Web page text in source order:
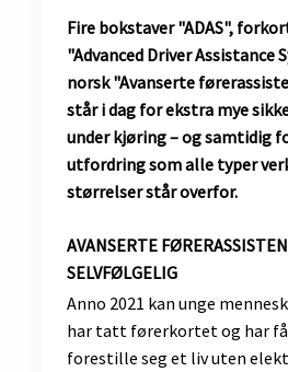
Fire bokstaver "ADAS",
"Advanced Driver Assistance
norsk "Avanserte
står i dag for ekstra mye
under kjøring – og samtidig
utfordring som alle typer
størrelser står overfor.
​AVANSERTE
SELVFØLGELIG
Anno 2021 kan unge
har tatt førerkortet og har
forestille seg et liv uten